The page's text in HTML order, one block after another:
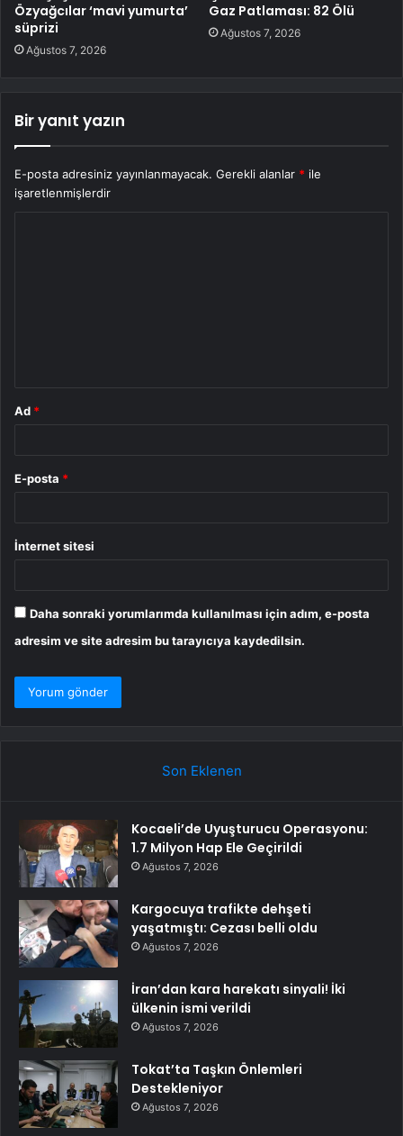
Özyağcılar ‘mavi yumurta’
süprizi
Ağustos 7, 2026
Gaz Patlaması: 82 Ölü
Ağustos 7, 2026
Bir yanıt yazın
E-posta adresiniz yayınlanmayacak. Gerekli alanlar * ile
işaretlenmişlerdir
Ad *
E-posta *
İnternet sitesi
Daha sonraki yorumlarımda kullanılması için adım, e-posta
adresim ve site adresim bu tarayıcıya kaydedilsin.
Son Eklenen
Kocaeli’de Uyuşturucu Operasyonu:
1.7 Milyon Hap Ele Geçirildi
Ağustos 7, 2026
Kargocuya trafikte dehşeti
yaşatmıştı: Cezası belli oldu
Ağustos 7, 2026
İran’dan kara harekatı sinyali! İki
ülkenin ismi verildi
Ağustos 7, 2026
Tokat’ta Taşkın Önlemleri
Destekleniyor
Ağustos 7, 2026